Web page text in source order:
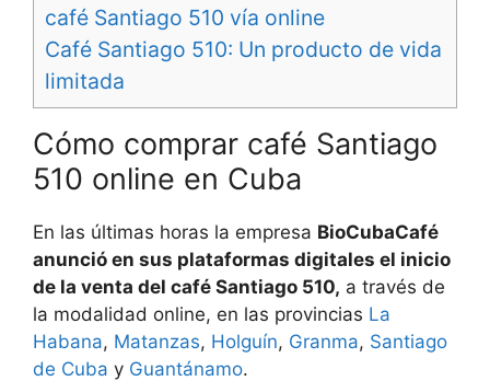
café Santiago 510 vía online
Café Santiago 510: Un producto de vida
limitada
Cómo comprar café Santiago
510 online en Cuba
En las últimas horas la empresa BioCubaCafé
anunció en sus plataformas digitales el inicio
de la venta del café Santiago 510, a través de
la modalidad online, en las provincias La
Habana, Matanzas, Holguín, Granma, Santiago
de Cuba y Guantánamo.